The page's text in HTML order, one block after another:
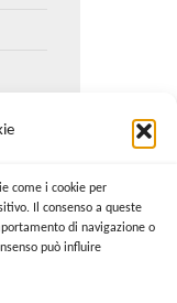
come i cookie per
Il consenso a queste
di navigazione o
può influire